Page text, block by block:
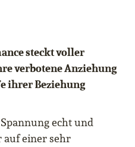
steckt voller
verbotene Anziehung
ihrer Beziehung
echt und
auf einer sehr